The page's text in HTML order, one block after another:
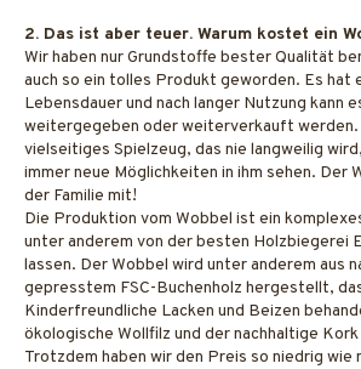
2. Das ist aber teuer. Warum kostet ein
Wir haben nur Grundstoffe bester Qualität
auch so ein tolles Produkt geworden. Es hat
Lebensdauer und nach langer Nutzung kann
weitergegeben oder weiterverkauft werden.
vielseitiges Spielzeug, das nie langweilig
immer neue Möglichkeiten in ihm sehen. Der
der Familie mit!
Die Produktion vom Wobbel ist ein
unter anderem von der besten Holzbiegerei
lassen. Der Wobbel wird unter anderem aus
gepresstem FSC-Buchenholz hergestellt,
Kinderfreundliche Lacken und Beizen
ökologische Wollfilz und der nachhaltige
Trotzdem haben wir den Preis so niedrig wie